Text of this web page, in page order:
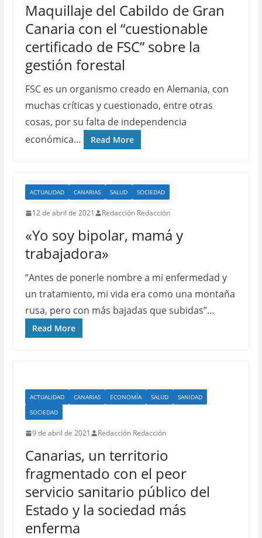
Maquillaje del Cabildo de Gran
Canaria con el “cuestionable
certificado de FSC” sobre la
gestión forestal
FSC es un organismo creado en Alemania, con
muchas críticas y cuestionado, entre otras
cosas, por su falta de independencia
económica…
Read More
ACTUALIDAD CANARIAS SALUD SOCIEDAD
12 de abril de 2021 Redacción Redacción
«Yo soy bipolar, mamá y
trabajadora»
“Antes de ponerle nombre a mi enfermedad y
un tratamiento, mi vida era como una montaña
rusa, pero con más bajadas que subidas”…
Read More
ACTUALIDAD CANARIAS ECONOMÍA SALUD
SANIDAD
SOCIEDAD
9 de abril de 2021 Redacción Redacción
Canarias, un territorio
fragmentado con el peor
servicio sanitario público del
Estado y la sociedad más
enferma